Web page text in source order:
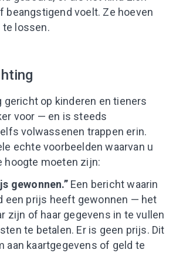
beangstigend voelt. Ze hoeven
te lossen.
gericht op kinderen en tieners
voor — en is steeds
volwassenen trappen erin.
echte voorbeelden waarvan u
hoogte moeten zijn:
gewonnen.”Een bericht waarin
een prijs heeft gewonnen — het
zijn of haar gegevens in te vullen
te betalen. Er is geen prijs. Dit
aan kaartgegevens of geld te